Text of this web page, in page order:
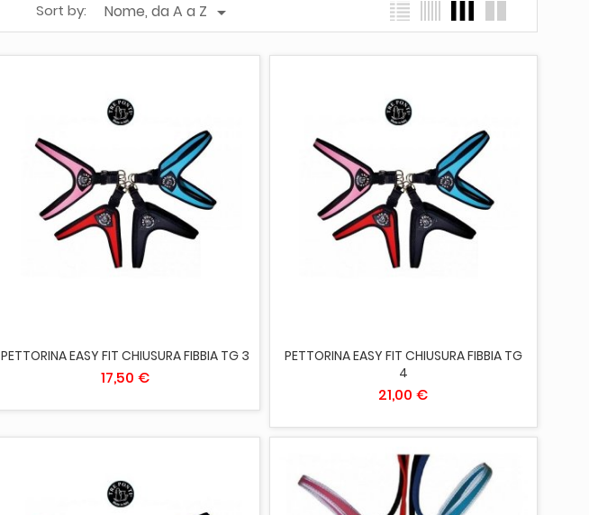
Sort by: Nome, da A a Z 
PETTORINA EASY FIT CHIUSURA FIBBIA TG 3
17,50 €
PETTORINA EASY FIT CHIUSURA FIBBIA TG
4
21,00 €